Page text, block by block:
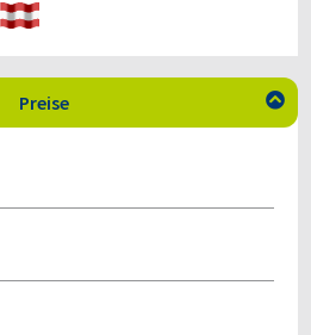
Preise 